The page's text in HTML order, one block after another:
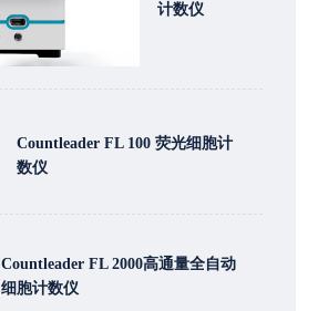
计数仪
Countleader FL 100 荧光细胞计
数仪
Countleader FL 2000高通量全自动
细胞计数仪